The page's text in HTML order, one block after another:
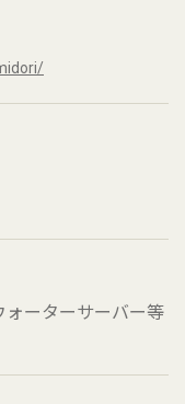
ォーターサーバー等